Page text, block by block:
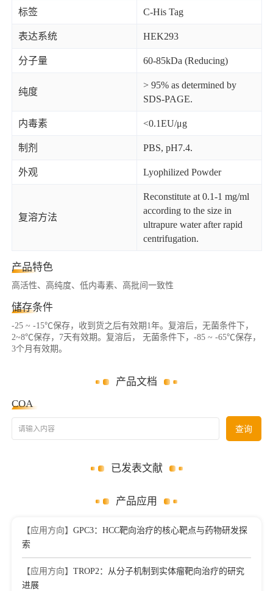
标签 C-His Tag
表达系统 HEK293
分子量 60-85kDa (Reducing)
纯度
> 95% as determined by
SDS-PAGE.
内毒素 <0.1EU/μg
制剂 PBS, pH7.4.
外观 Lyophilized Powder
复溶方法
Reconstitute at 0.1-1 mg/ml
according to the size in
ultrapure water after rapid
centrifugation.
产品特色
高活性、高纯度、低内毒素、高批间一致性
储存条件
-25 ~ -15℃保存，收到货之后有效期1年。复溶后，无菌条件下，
2~8℃保存，7天有效期。复溶后， 无菌条件下，-85 ~ -65℃保存，
3个月有效期。
产品文档
COA
请输入内容 查询
已发表文献
产品应用
【应用方向】 GPC3：HCC靶向治疗的核心靶点与药物研发探
索
【应用方向】 TROP2：从分子机制到实体瘤靶向治疗的研究
进展